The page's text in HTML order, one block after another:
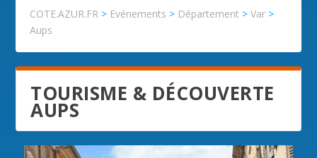
COTE.AZUR.FR > Evénements > Département >Var >
Aups
TOURISME & DÉCOUVERTE
AUPS